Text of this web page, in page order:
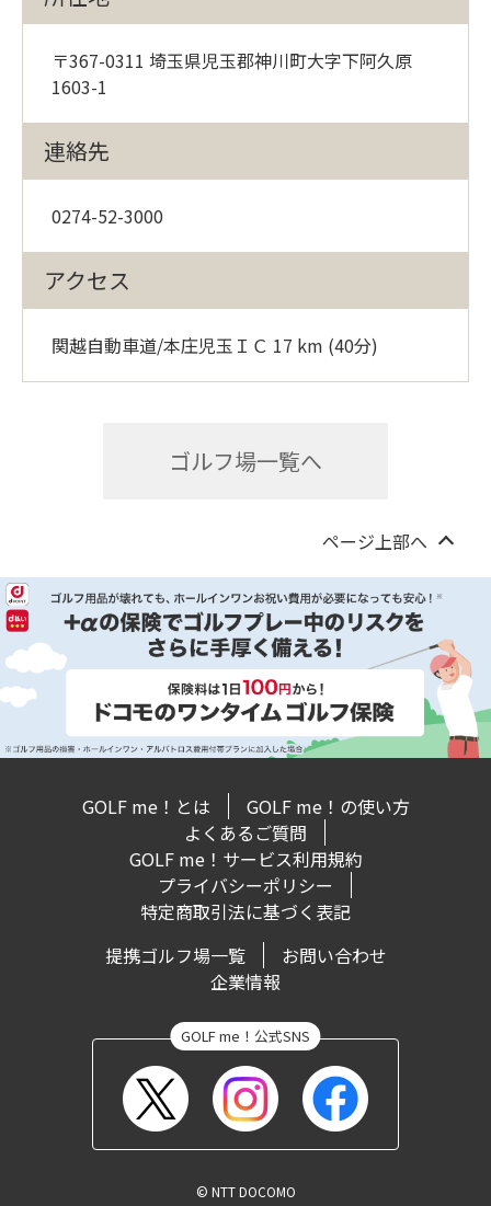
〒367-0311 埼玉県児玉郡神川町大字下阿久原
1603-1
連絡先
0274-52-3000
アクセス
関越自動車道/本庄児玉ＩＣ 17 km (40分)
ゴルフ場一覧へ
ページ上部へ
GOLF me！とは
GOLF me！の使い方
よくあるご質問
GOLF me！サービス利用規約
プライバシーポリシー
特定商取引法に基づく表記
提携ゴルフ場一覧
お問い合わせ
企業情報
© NTT DOCOMO